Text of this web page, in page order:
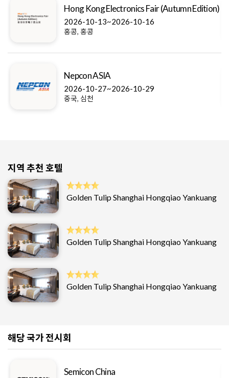
Hong Kong Electronics Fair (Autumn Edition)
2026-10-13~2026-10-16
홍콩, 홍콩
Nepcon ASIA
2026-10-27~2026-10-29
중국, 심천
지역 추천 호텔
Golden Tulip Shanghai Hongqiao Yankuang
Golden Tulip Shanghai Hongqiao Yankuang
Golden Tulip Shanghai Hongqiao Yankuang
해당 국가 전시회
Semicon China